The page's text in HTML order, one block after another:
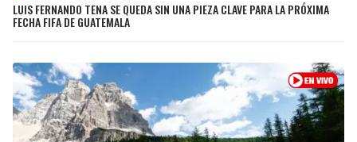
LUIS FERNANDO TENA SE QUEDA SIN UNA PIEZA CLAVE PARA LA PRÓXIMA
FECHA FIFA DE GUATEMALA